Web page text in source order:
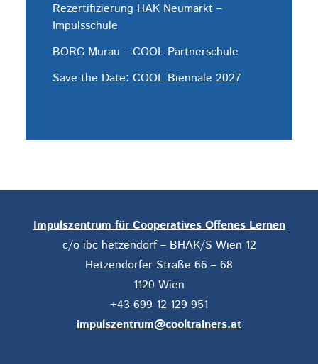
Rezertifizierung HAK Neumarkt –
Impulsschule
BORG Murau – COOL Partnerschule
Save the Date: COOL Biennale 2027
Impulszentrum für Cooperatives Offenes Lernen
c/o ibc hetzendorf – BHAK/S Wien 12
Hetzendorfer Straße 66 – 68
1120 Wien
+43 699 12 129 951
impulszentrum@cooltrainers.at